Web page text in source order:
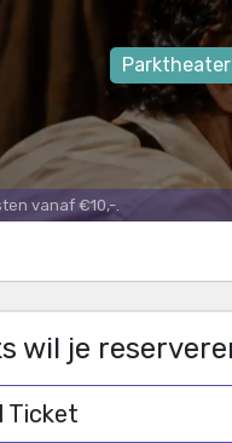
vanaf €10,-.
wil je
Ticket